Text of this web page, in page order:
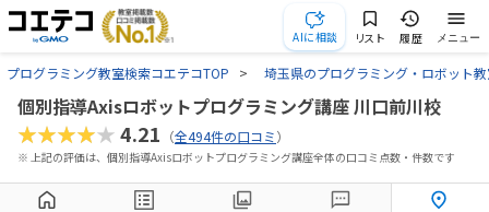
AIに相談 リスト 履歴 メニュー
プログラミング教室検索コエテコTOP 埼玉県のプログラミング・ロボット
個別指導Axisロボットプログラミング講座 川口前川校
★★★★★4.21 （全494件の口コミ）
※ 上記の評価は、個別指導Axisロボットプログラミング講座全体の口コミ点数・件数です